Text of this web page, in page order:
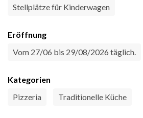
Stellplätze für Kinderwagen
Eröffnung
Vom 27/06 bis 29/08/2026 täglich.
Kategorien
Pizzeria
Traditionelle Küche